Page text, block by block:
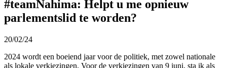
#teamNahima: Helpt u me opnieuw
parlementslid te worden?
20/02/24
2024 wordt een boeiend jaar voor de politiek, met zowel nationale
als lokale verkiezingen. Voor de verkiezingen van 9 juni, sta ik als